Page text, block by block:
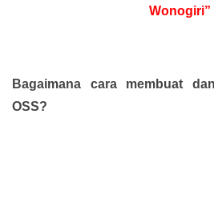
Wonogiri”
Bagaimana cara membuat
OSS?